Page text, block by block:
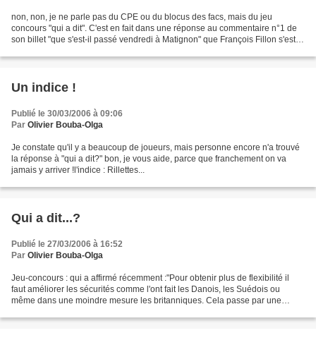
non, non, je ne parle pas du CPE ou du blocus des facs, mais du jeu
concours "qui a dit". C'est en fait dans une réponse au commentaire n°1 de
son billet "que s'est-il passé vendredi à Matignon" que François Fillon s'est
Un indice !
Publié le 30/03/2006 à 09:06
Par Olivier Bouba-Olga
Je constate qu'il y a beaucoup de joueurs, mais personne encore n'a trouvé
la réponse à "qui a dit?" bon, je vous aide, parce que franchement on va
jamais y arriver !l'indice : Rillettes...
Qui a dit...?
Publié le 27/03/2006 à 16:52
Par Olivier Bouba-Olga
Jeu-concours : qui a affirmé récemment :"Pour obtenir plus de flexibilité il
faut améliorer les sécurités comme l'ont fait les Danois, les Suédois ou
même dans une moindre mesure les britanniques. Cela passe par une